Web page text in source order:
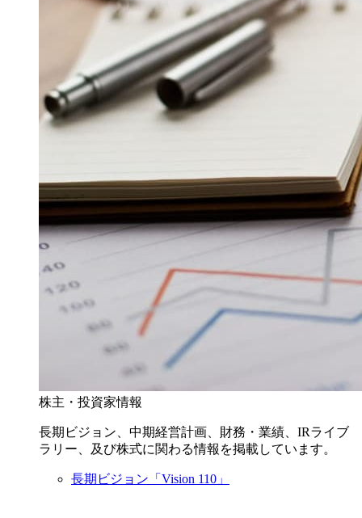
株主・投資家情報
長期ビジョン、中期経営計画、財務・業績、IRライブ
ラリー、及び株式に関わる情報を掲載しています。
長期ビジョン「Vision 110」